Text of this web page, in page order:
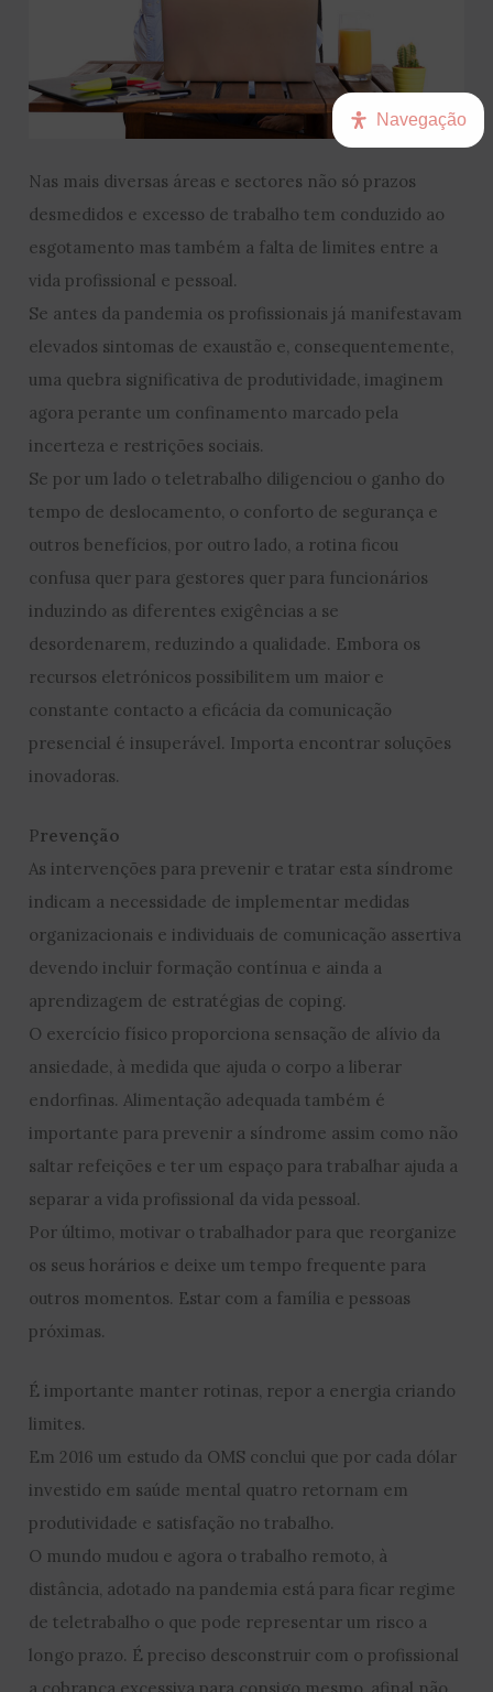
Nas mais diversas áreas e sectores não só prazos
desmedidos e excesso de trabalho tem conduzido ao
esgotamento mas também a falta de limites entre a
vida profissional e pessoal.
Se antes da pandemia os profissionais já manifestavam
elevados sintomas de exaustão e, consequentemente,
uma quebra significativa de produtividade, imaginem
agora perante um confinamento marcado pela
incerteza e restrições sociais.
Se por um lado o teletrabalho diligenciou o ganho do
tempo de deslocamento, o conforto de segurança e
outros benefícios, por outro lado, a rotina ficou
confusa quer para gestores quer para funcionários
induzindo as diferentes exigências a se
desordenarem, reduzindo a qualidade. Embora os
recursos eletrónicos possibilitem um maior e
constante contacto a eficácia da comunicação
presencial é insuperável. Importa encontrar soluções
inovadoras.
Prevenção
As intervenções para prevenir e tratar esta síndrome
indicam a necessidade de implementar medidas
organizacionais e individuais de comunicação assertiva
devendo incluir formação contínua e ainda a
aprendizagem de estratégias de coping.
O exercício físico proporciona sensação de alívio da
ansiedade, à medida que ajuda o corpo a liberar
endorfinas. Alimentação adequada também é
importante para prevenir a síndrome assim como não
saltar refeições e ter um espaço para trabalhar ajuda a
separar a vida profissional da vida pessoal.
Por último, motivar o trabalhador para que reorganize
os seus horários e deixe um tempo frequente para
outros momentos. Estar com a família e pessoas
próximas.
É importante manter rotinas, repor a energia criando
limites.
Em 2016 um estudo da OMS conclui que por cada dólar
investido em saúde mental quatro retornam em
produtividade e satisfação no trabalho.
O mundo mudou e agora o trabalho remoto, à
distância, adotado na pandemia está para ficar regime
de teletrabalho o que pode representar um risco a
longo prazo. É preciso desconstruir com o profissional
Navegação